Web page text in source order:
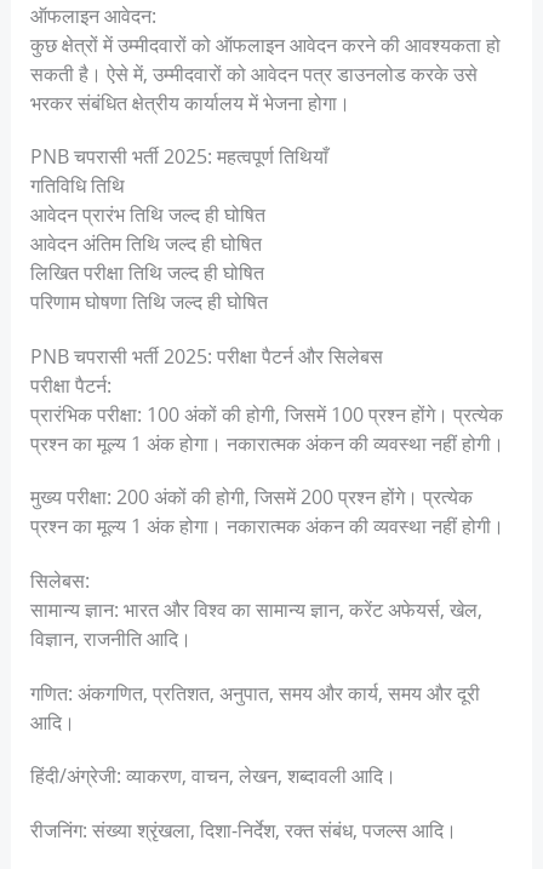
ऑफलाइन आवेदन:
कुछ क्षेत्रों में उम्मीदवारों को ऑफलाइन आवेदन करने की आवश्यकता हो
सकती है। ऐसे में, उम्मीदवारों को आवेदन पत्र डाउनलोड करके उसे
भरकर संबंधित क्षेत्रीय कार्यालय में भेजना होगा।
PNB चपरासी भर्ती 2025: महत्वपूर्ण तिथियाँ
गतिविधि तिथि
आवेदन प्रारंभ तिथि जल्द ही घोषित
आवेदन अंतिम तिथि जल्द ही घोषित
लिखित परीक्षा तिथि जल्द ही घोषित
परिणाम घोषणा तिथि जल्द ही घोषित
PNB चपरासी भर्ती 2025: परीक्षा पैटर्न और सिलेबस
परीक्षा पैटर्न:
प्रारंभिक परीक्षा: 100 अंकों की होगी, जिसमें 100 प्रश्न होंगे। प्रत्येक
प्रश्न का मूल्य 1 अंक होगा। नकारात्मक अंकन की व्यवस्था नहीं होगी।
मुख्य परीक्षा: 200 अंकों की होगी, जिसमें 200 प्रश्न होंगे। प्रत्येक
प्रश्न का मूल्य 1 अंक होगा। नकारात्मक अंकन की व्यवस्था नहीं होगी।
सिलेबस:
सामान्य ज्ञान: भारत और विश्व का सामान्य ज्ञान, करेंट अफेयर्स, खेल,
विज्ञान, राजनीति आदि।
गणित: अंकगणित, प्रतिशत, अनुपात, समय और कार्य, समय और दूरी
आदि।
हिंदी/अंग्रेजी: व्याकरण, वाचन, लेखन, शब्दावली आदि।
रीजनिंग: संख्या श्रृंखला, दिशा-निर्देश, रक्त संबंध, पजल्स आदि।